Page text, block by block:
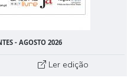
- AGOSTO 2026
Ler edição